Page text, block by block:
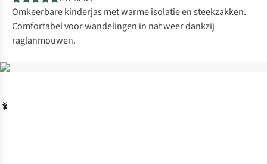
Omkeerbare kinderjas met warme isolatie en steekzakken.
Comfortabel voor wandelingen in nat weer dankzij
raglanmouwen.